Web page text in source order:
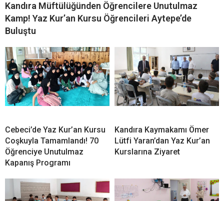
Kandıra Müftülüğünden Öğrencilere Unutulmaz
Kamp! Yaz Kur’an Kursu Öğrencileri Aytepe’de
Buluştu
Cebeci’de Yaz Kur’an Kursu
Coşkuyla Tamamlandı! 70
Öğrenciye Unutulmaz
Kapanış Programı
Kandıra Kaymakamı Ömer
Lütfi Yaran’dan Yaz Kur’an
Kurslarına Ziyaret